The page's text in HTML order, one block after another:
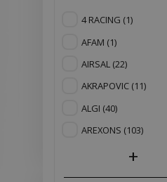
4 RACING (1)
AFAM (1)
AIRSAL (22)
AKRAPOVIC (11)
ALGI (40)
AREXONS (103)
+